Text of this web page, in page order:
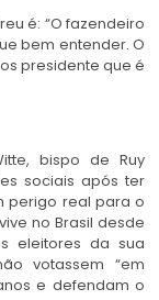
é: “O fazendeiro
bem entender. O
presidente que é
bispo de Ruy
sociais após ter
perigo real para o
no Brasil desde
eleitores da sua
votassem “em
e defendam o